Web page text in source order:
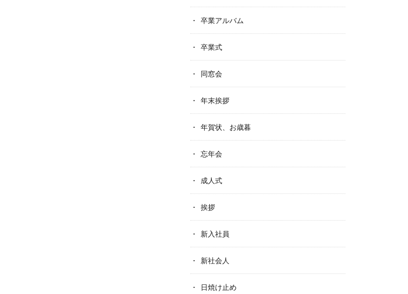
卒業アルバム
卒業式
同窓会
年末挨拶
年賀状、お歳暮
忘年会
成人式
挨拶
新入社員
新社会人
日焼け止め